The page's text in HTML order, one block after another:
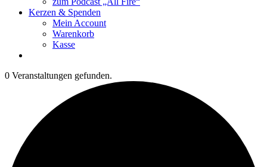
Kerzen & Spenden
Mein Account
Warenkorb
Kasse
0 Veranstaltungen gefunden.